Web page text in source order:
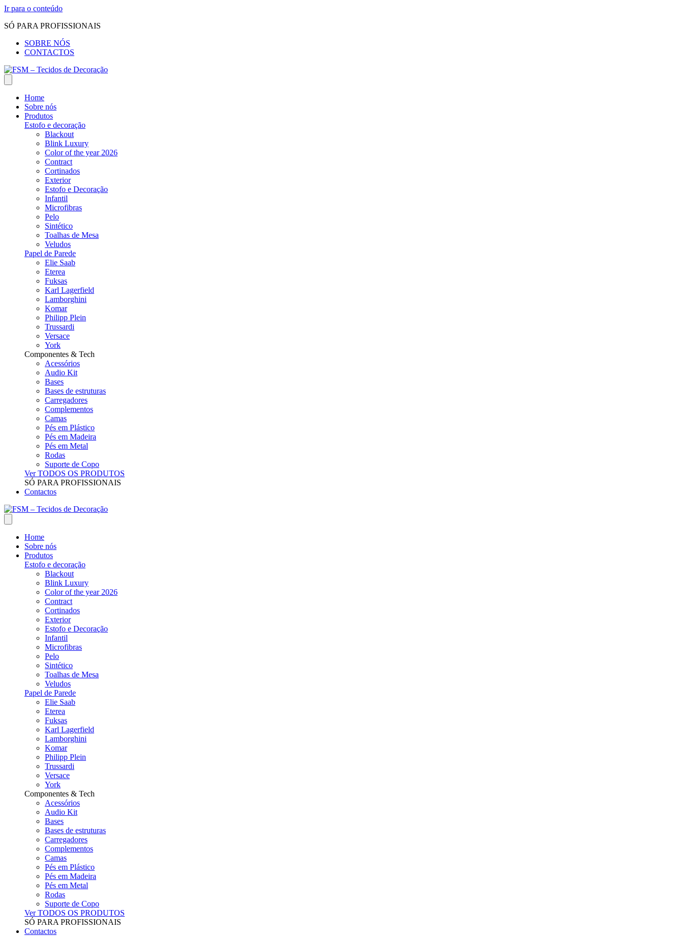
Ir para o conteúdo
SÓ PARA PROFISSIONAIS
SOBRE NÓS
CONTACTOS
Home
Sobre nós
Produtos
Estofo e decoração
Blackout
Blink Luxury
Color of the year 2026
Contract
Cortinados
Exterior
Estofo e Decoração
Infantil
Microfibras
Pelo
Sintético
Toalhas de Mesa
Veludos
Papel de Parede
Elie Saab
Eterea
Fuksas
Karl Lagerfield
Lamborghini
Komar
Philipp Plein
Trussardi
Versace
York
Componentes & Tech
Acessórios
Audio Kit
Bases
Bases de estruturas
Carregadores
Complementos
Camas
Pés em Plástico
Pés em Madeira
Pés em Metal
Rodas
Suporte de Copo
Ver TODOS OS PRODUTOS
SÓ PARA PROFISSIONAIS
Contactos
Home
Sobre nós
Produtos
Estofo e decoração
Blackout
Blink Luxury
Color of the year 2026
Contract
Cortinados
Exterior
Estofo e Decoração
Infantil
Microfibras
Pelo
Sintético
Toalhas de Mesa
Veludos
Papel de Parede
Elie Saab
Eterea
Fuksas
Karl Lagerfield
Lamborghini
Komar
Philipp Plein
Trussardi
Versace
York
Componentes & Tech
Acessórios
Audio Kit
Bases
Bases de estruturas
Carregadores
Complementos
Camas
Pés em Plástico
Pés em Madeira
Pés em Metal
Rodas
Suporte de Copo
Ver TODOS OS PRODUTOS
SÓ PARA PROFISSIONAIS
Contactos